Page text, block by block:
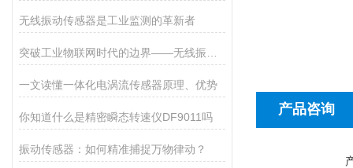
无线振动传感器是工业监测的革新者
一文读懂一体化电涡流传感器原理、优势
你知道什么是精密瞬态转速仪DF9011吗
振动传感器：如何精准捕捉万物律动？
产品咨询